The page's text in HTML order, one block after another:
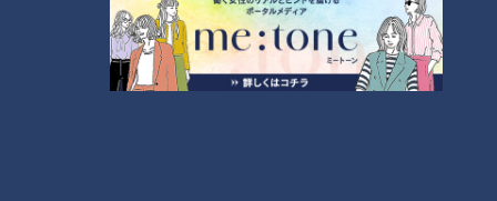
く書かれた立派な木製看板が。この文字を書いたのは西脇キミ
さんの息子で現店主・梨々香さんの祖父。